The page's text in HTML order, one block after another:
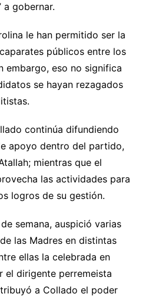
a gobernar.
le han permitido ser la
públicos entre los
embargo, eso no significa
se hayan rezagados
continúa difundiendo
apoyo dentro del partido,
mientras que el
las actividades para
logros de su gestión.
semana, auspició varias
las Madres en distintas
ellas la celebrada en
el dirigente perremeista
a Collado el poder